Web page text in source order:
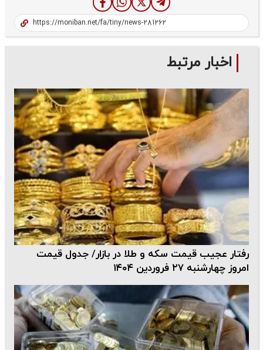
اخبار مرتبط
رفتار عجیب قیمت سکه و طلا در بازار/ جدول قیمت
امروز چهارشنبه ۲۷ فروردین ۱۴۰۴